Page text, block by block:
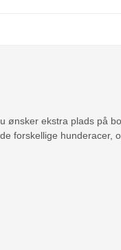
ønsker ekstra plads på
forskellige hunderacer,